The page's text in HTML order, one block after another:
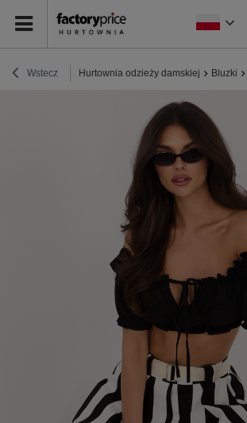
Wstecz Hurtownia odzieży damskiej Bluzki